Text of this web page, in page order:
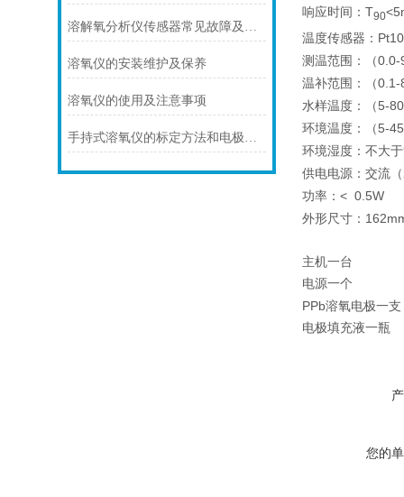
溶解氧分析仪传感器常见故障及处理方法
溶氧仪的安装维护及保养
溶氧仪的使用及注意事项
手持式溶氧仪的标定方法和电极的维护
响应时间： T90
温度传感器：
测温范围：（0.0-
温补范围：（0.1-
水样温度：（5-80
环境温度：（5-45
环境湿度：不大于
供电电源：交流（
功率： < 0.5W
外形尺寸：
主机一台
电源一个
PPb溶氧电极一支
电极填充液一瓶
您的